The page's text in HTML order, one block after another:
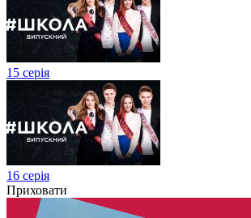
15 серія
16 серія
Приховати